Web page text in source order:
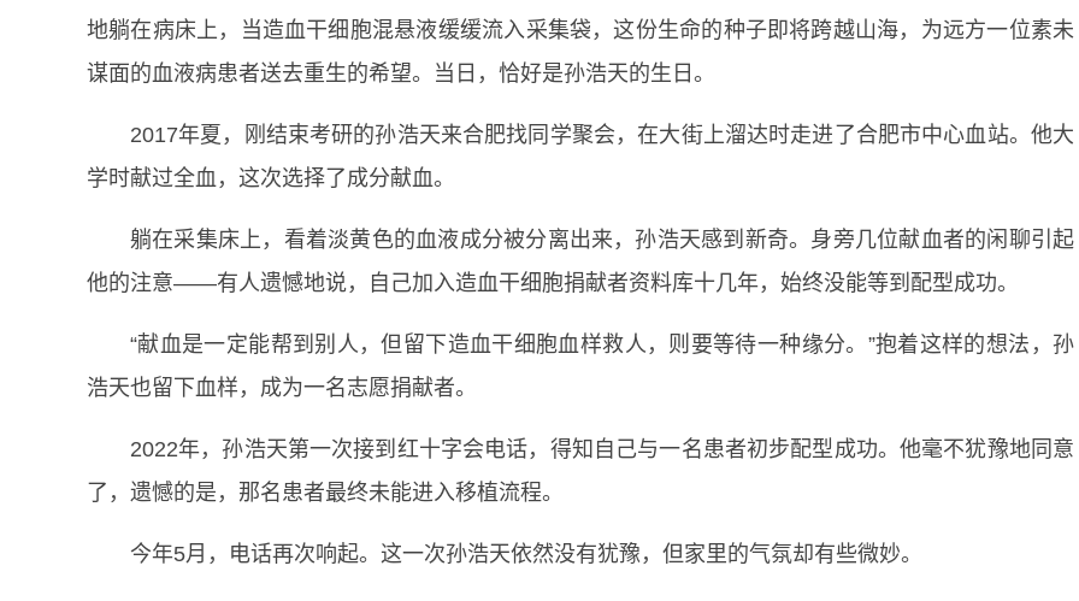
地躺在病床上，当造血干细胞混悬液缓缓流入采集袋，这份生命的种子即将跨越山海，为远方一位素未
谋面的血液病患者送去重生的希望。当日，恰好是孙浩天的生日。
2017年夏，刚结束考研的孙浩天来合肥找同学聚会，在大街上溜达时走进了合肥市中心血站。他大
学时献过全血，这次选择了成分献血。
躺在采集床上，看着淡黄色的血液成分被分离出来，孙浩天感到新奇。身旁几位献血者的闲聊引起
他的注意——有人遗憾地说，自己加入造血干细胞捐献者资料库十几年，始终没能等到配型成功。
“献血是一定能帮到别人，但留下造血干细胞血样救人，则要等待一种缘分。”抱着这样的想法，孙
浩天也留下血样，成为一名志愿捐献者。
2022年，孙浩天第一次接到红十字会电话，得知自己与一名患者初步配型成功。他毫不犹豫地同意
了，遗憾的是，那名患者最终未能进入移植流程。
今年5月，电话再次响起。这一次孙浩天依然没有犹豫，但家里的气氛却有些微妙。